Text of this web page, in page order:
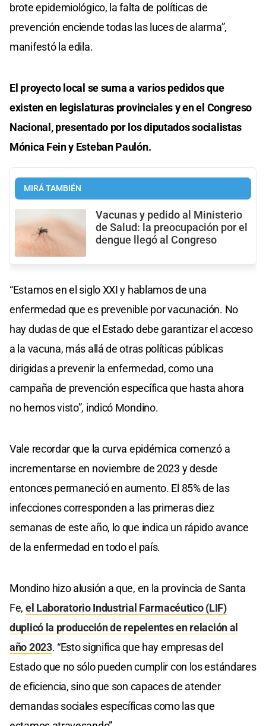
brote epidemiológico, la falta de políticas de
prevención enciende todas las luces de alarma”,
manifestó la edila.
El proyecto local se suma a varios pedidos que
existen en legislaturas provinciales y en el Congreso
Nacional, presentado por los diputados socialistas
Mónica Fein y Esteban Paulón.
MIRÁ TAMBIÉN
Vacunas y pedido al Ministerio
de Salud: la preocupación por el
dengue llegó al Congreso
“Estamos en el siglo XXI y hablamos de una
enfermedad que es prevenible por vacunación. No
hay dudas de que el Estado debe garantizar el acceso
a la vacuna, más allá de otras políticas públicas
dirigidas a prevenir la enfermedad, como una
campaña de prevención específica que hasta ahora
no hemos visto”, indicó Mondino.
Vale recordar que la curva epidémica comenzó a
incrementarse en noviembre de 2023 y desde
entonces permaneció en aumento. El 85% de las
infecciones corresponden a las primeras diez
semanas de este año, lo que indica un rápido avance
de la enfermedad en todo el país.
Mondino hizo alusión a que, en la provincia de Santa
Fe, el Laboratorio Industrial Farmacéutico (LIF)
duplicó la producción de repelentes en relación al
año 2023. “Esto significa que hay empresas del
Estado que no sólo pueden cumplir con los estándares
de eficiencia, sino que son capaces de atender
demandas sociales específicas como las que